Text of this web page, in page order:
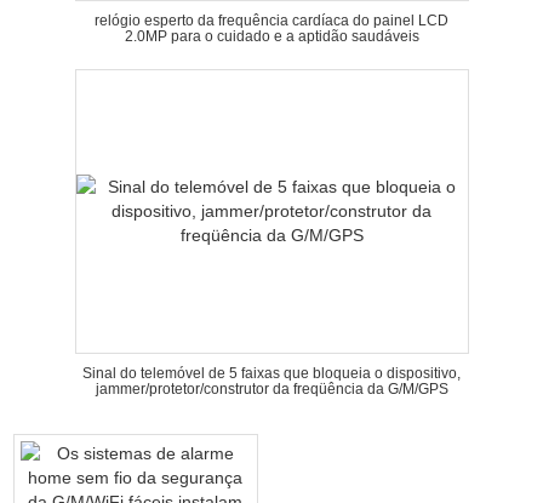
relógio esperto da frequência cardíaca do painel LCD
2.0MP para o cuidado e a aptidão saudáveis
Sinal do telemóvel de 5 faixas que bloqueia o dispositivo,
jammer/protetor/construtor da freqüência da G/M/GPS